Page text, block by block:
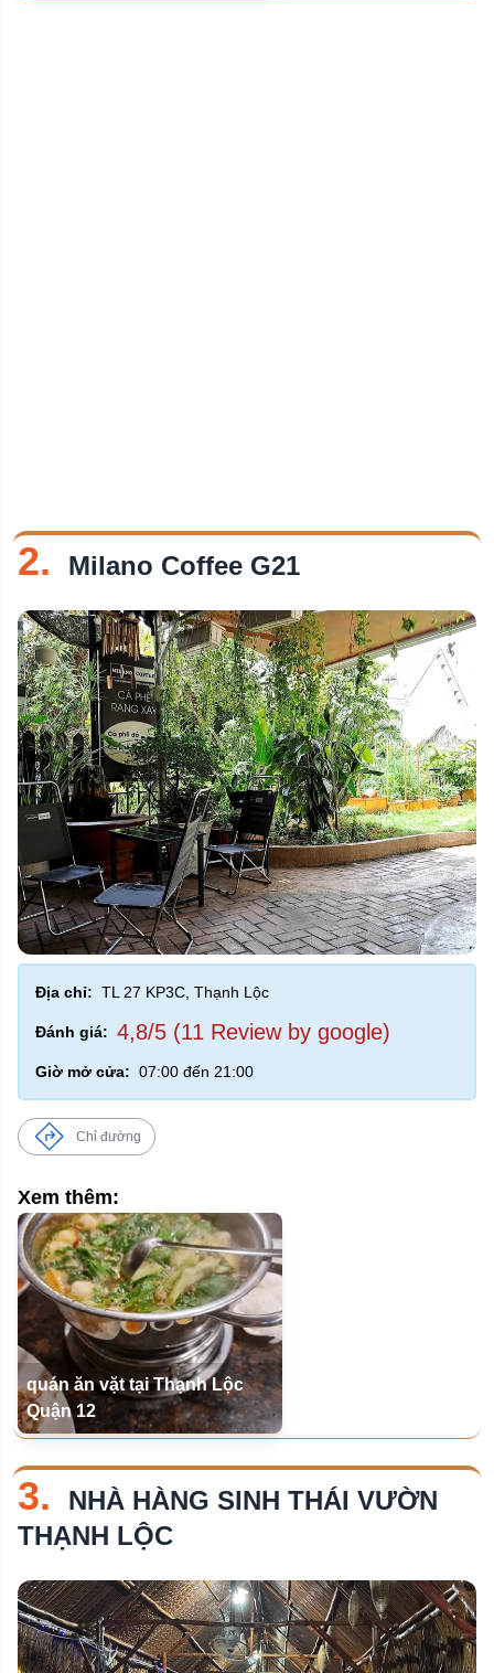
2. Milano Coffee G21
Địa chỉ: TL 27 KP3C, Thạnh Lộc
Đánh giá: 4,8/5 (11 Review by google)
Giờ mở cửa: 07:00 đến 21:00
Chỉ đường
Xem thêm:
quán ăn vặt tại Thạnh Lộc
Quận 12
3.
NHÀ HÀNG SINH THÁI VƯỜN
THẠNH LỘC